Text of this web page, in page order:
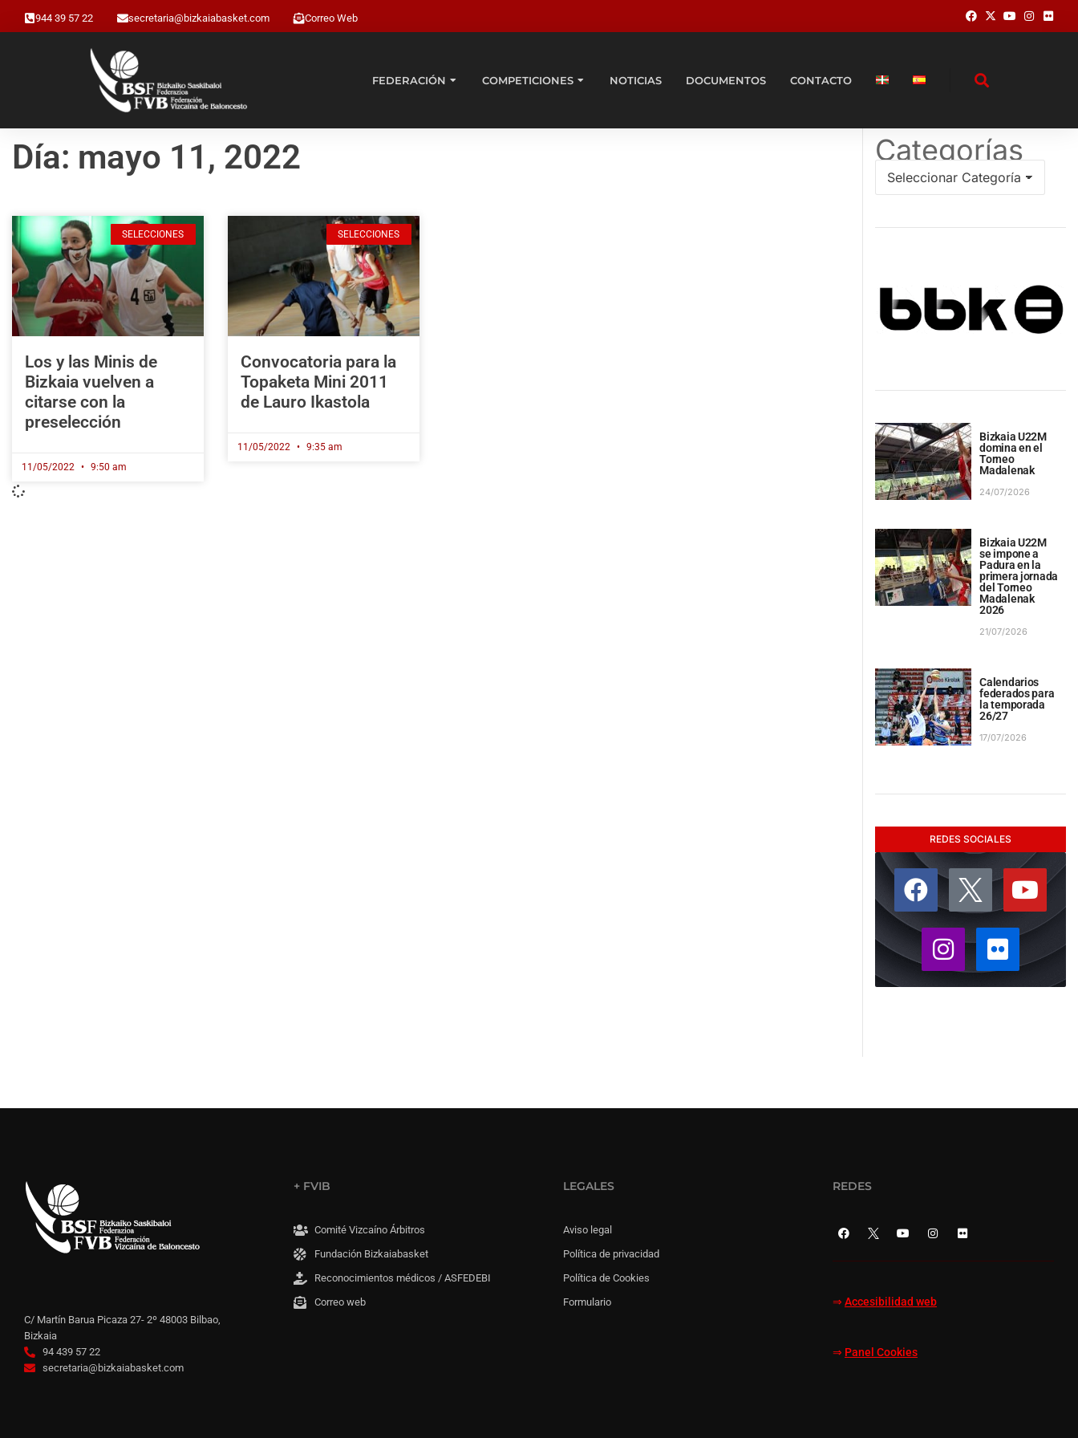
944 39 57 22 secretaria@bizkaiabasket.com Correo Web
FEDERACIÓN COMPETICIONES NOTICIAS DOCUMENTOS CONTACTO
Día: mayo 11, 2022
SELECCIONES
Los y las Minis de
Bizkaia vuelven a
citarse con la
preselección
11/05/2022 9:50 am
SELECCIONES
Convocatoria para la
Topaketa Mini 2011
de Lauro Ikastola
11/05/2022 9:35 am
Categorías
Bizkaia U22M
domina en el
Torneo
Madalenak
24/07/2026
Bizkaia U22M
se impone a
Padura en la
primera jornada
del Torneo
Madalenak
2026
21/07/2026
Calendarios
federados para
la temporada
26/27
17/07/2026
REDES SOCIALES
C/ Martín Barua Picaza 27- 2º 48003 Bilbao,
Bizkaia
94 439 57 22
secretaria@bizkaiabasket.com
+ FVIB
Comité Vizcaíno Árbitros
Fundación Bizkaiabasket
Reconocimientos médicos / ASFEDEBI
Correo web
LEGALES
Aviso legal
Política de privacidad
Política de Cookies
Formulario
REDES
⇒ Accesibilidad web
⇒ Panel Cookies